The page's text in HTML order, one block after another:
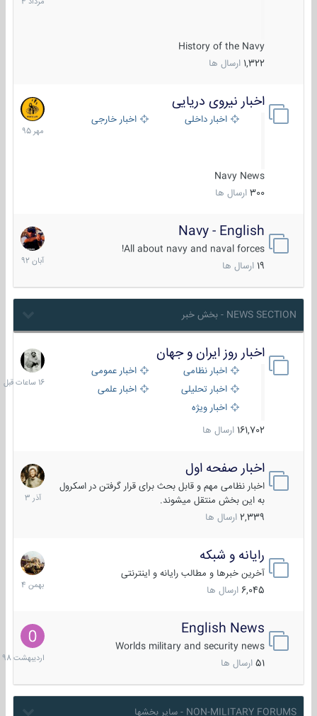
History of the Navy
1,322 ارسال ها
اخبار نیروی دریایی
اخبار داخلی اخبار خارجی
Navy News
300 ارسال ها
Navy - English
All about navy and naval forces!
19 ارسال ها
NEWS SECTION - بخش خبر
اخبار روز ایران و جهان
اخبار نظامی
اخبار عمومی
اخبار تحلیلی
اخبار علمی
اخبار ویژه
161,702 ارسال ها
قبل
اخبار صفحه اول
اخبار نظامی مهم و قابل بحث برای قرار گرفتن در اسکرول
به این بخش منتقل میشوند.
2,339 ارسال ها
رایانه و شبکه
آخرین خبرها و مطالب رایانه و اینترنتی
6,045 ارسال ها
English News
Worlds military and security news
51 ارسال ها
1398
NON-MILITARY FORUMS - سایر بخشها